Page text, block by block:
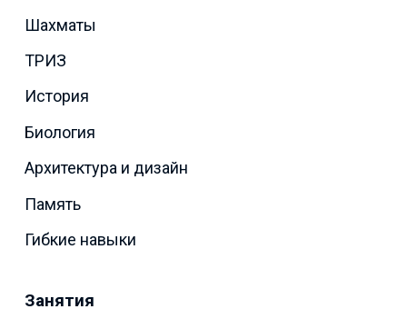
Шахматы
ТРИЗ
История
Биология
Архитектура и дизайн
Память
Гибкие навыки
Занятия